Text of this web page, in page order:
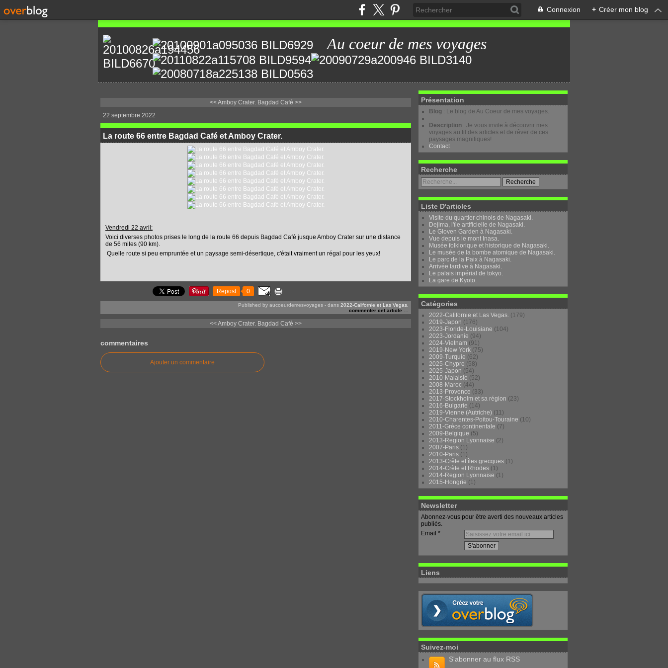
Connexion + Créer mon blog
Au coeur de mes voyages
<< Amboy Crater. Bagdad Café >>
22 septembre 2022
La route 66 entre Bagdad Café et Amboy Crater.
Vendredi 22 avril:
Voici diverses photos prises le long de la route 66 depuis Bagdad Café jusque Amboy Crater sur une distance
de 56 miles (90 km).
Quelle route si peu empruntée et un paysage semi-désertique, c'était vraiment un régal pour les yeux!
Repost 0
Published by aucoeurdemesvoyages - dans 2022-Californie et Las Vegas.
commenter cet article
<< Amboy Crater. Bagdad Café >>
commentaires
Ajouter un commentaire
Présentation
Blog : Le blog de Au Coeur de mes voyages.
Description : Je vous invite à découvrir mes
voyages au fil des articles et de rêver de ces
paysages magnifiques!
Contact
Recherche
Liste D'articles
Visite du quartier chinois de Nagasaki.
Dejima, l'île artificielle de Nagasaki.
Le Gloven Garden à Nagasaki.
Vue depuis le mont Inasa.
Musée folklorique et historique de Nagasaki.
Le musée de la bombe atomique de Nagasaki.
Le parc de la Paix à Nagasaki.
Arrivée tardive à Nagasaki.
Le palais impérial de tokyo.
La gare de Kyoto.
Catégories
2022-Californie et Las Vegas. (179)
2019-Japon (176)
2023-Floride-Louisiane (104)
2023-Jordanie (94)
2024-Vietnam (91)
2019-New York (75)
2009-Turquie (62)
2025-Chypre (58)
2025-Japon (54)
2010-Malaisie (52)
2008-Maroc (44)
2013-Provence (33)
2017-Stockholm et sa région (23)
2016-Bulgarie (14)
2019-Vienne (Autriche) (11)
2010-Charentes-Poitou-Touraine (10)
2011-Grèce continentale (7)
2009-Belgique (5)
2013-Region Lyonnaise (2)
2007-Paris (1)
2010-Paris (1)
2013-Crête et îles grecques (1)
2014-Crète et Rhodes (1)
2014-Region Lyonnaise (1)
2015-Hongrie (1)
Newsletter
Abonnez-vous pour être averti des nouveaux articles
publiés.
Email
Liens
Suivez-moi
S'abonner au flux RSS